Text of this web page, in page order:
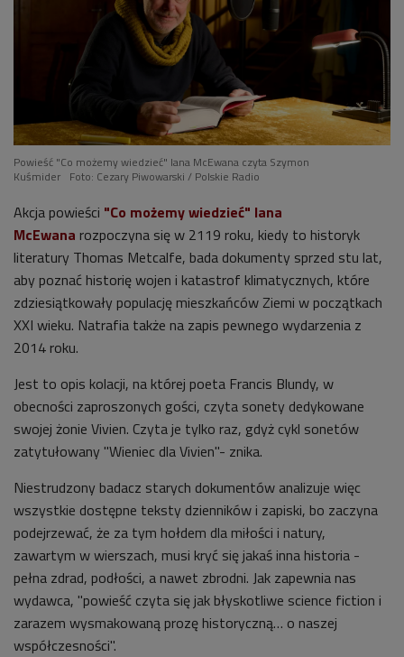
Powieść "Co możemy wiedzieć" Iana McEwana czyta Szymon
Kuśmider Foto: Cezary Piwowarski / Polskie Radio
Akcja powieści "Co możemy wiedzieć" Iana
McEwana rozpoczyna się w 2119 roku, kiedy to historyk
literatury Thomas Metcalfe, bada dokumenty sprzed stu lat,
aby poznać historię wojen i katastrof klimatycznych, które
zdziesiątkowały populację mieszkańców Ziemi w początkach
XXI wieku. Natrafia także na zapis pewnego wydarzenia z
2014 roku.
Jest to opis kolacji, na której poeta Francis Blundy, w
obecności zaproszonych gości, czyta sonety dedykowane
swojej żonie Vivien. Czyta je tylko raz, gdyż cykl sonetów
zatytułowany "Wieniec dla Vivien"- znika.
Niestrudzony badacz starych dokumentów analizuje więc
wszystkie dostępne teksty dzienników i zapiski, bo zaczyna
podejrzewać, że za tym hołdem dla miłości i natury,
zawartym w wierszach, musi kryć się jakaś inna historia -
pełna zdrad, podłości, a nawet zbrodni. Jak zapewnia nas
wydawca, "powieść czyta się jak błyskotliwe science fiction i
zarazem wysmakowaną prozę historyczną… o naszej
współczesności".